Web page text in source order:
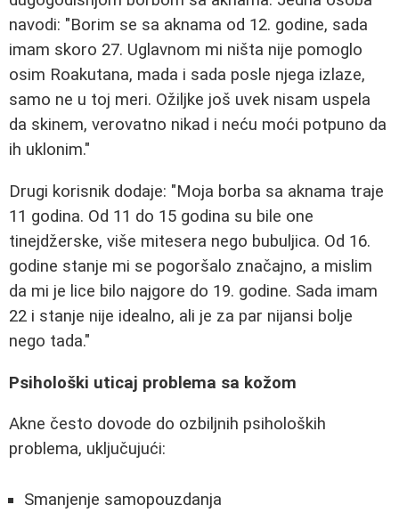
navodi: "Borim se sa aknama od 12. godine, sada
imam skoro 27. Uglavnom mi ništa nije pomoglo
osim Roakutana, mada i sada posle njega izlaze,
samo ne u toj meri. Ožiljke još uvek nisam uspela
da skinem, verovatno nikad i neću moći potpuno da
ih uklonim."
Drugi korisnik dodaje: "Moja borba sa aknama traje
11 godina. Od 11 do 15 godina su bile one
tinejdžerske, više mitesera nego bubuljica. Od 16.
godine stanje mi se pogoršalo značajno, a mislim
da mi je lice bilo najgore do 19. godine. Sada imam
22 i stanje nije idealno, ali je za par nijansi bolje
nego tada."
Psihološki uticaj problema sa kožom
Akne često dovode do ozbiljnih psiholoških
problema, uključujući:
Smanjenje samopouzdanja